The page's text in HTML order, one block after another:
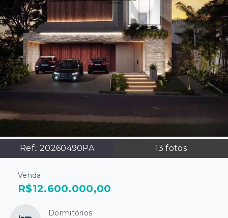
Ref.: 20260490PA 13 fotos
Venda
R$12.600.000,00
Dormitórios